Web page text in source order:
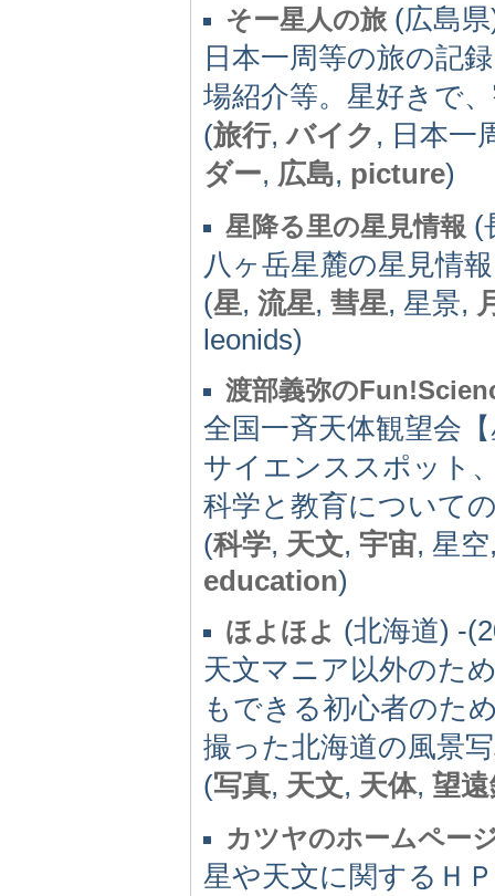
そー星人の旅 (広島
日本一周等の旅の記
場紹介等。星好きで
(旅行,バイク , 日本一
ダー, 広島, picture)
星降る里の星見情報 (
八ヶ岳星麓の星見情
(星, 流星, 彗星, 星景,
leonids)
渡部義弥の
全国一斉天体観望会
サイエンススポット
科学と教育について
(科学, 天文, 宇宙, 星
education)
ほよほよ (北海道) -
天文マニア以外のた
もできる初心者のた
撮った北海道の風景
(写真, 天文, 天体, 望
カツヤのホームペー
星や天文に関するＨ